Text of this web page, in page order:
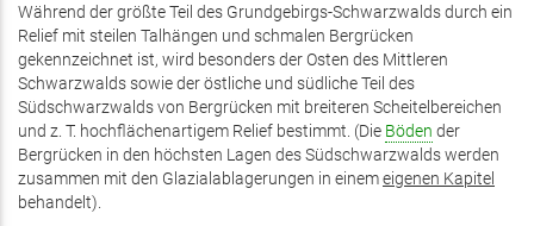
Während der größte Teil des Grundgebirgs-Schwarzwalds durch ein
Relief mit steilen Talhängen und schmalen Bergrücken
gekennzeichnet ist, wird besonders der Osten des Mittleren
Schwarzwalds sowie der östliche und südliche Teil des
Südschwarzwalds von Bergrücken mit breiteren Scheitelbereichen
und z. T. hochflächenartigem Relief bestimmt. (Die Böden der
Bergrücken in den höchsten Lagen des Südschwarzwalds werden
zusammen mit den Glazialablagerungen in einemeigenen Kapitel
behandelt).